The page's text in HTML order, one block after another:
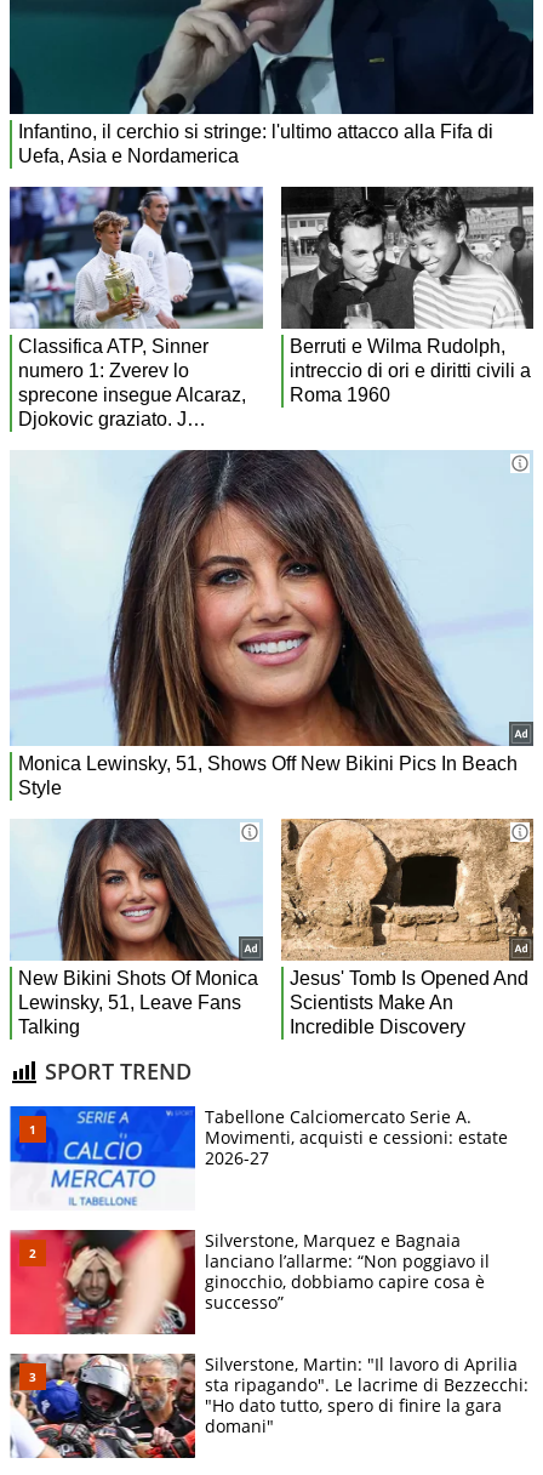
SPORT TREND
Tabellone Calciomercato Serie A.
Movimenti, acquisti e cessioni: estate
2026-27
Silverstone, Marquez e Bagnaia
lanciano l’allarme: “Non poggiavo il
ginocchio, dobbiamo capire cosa è
successo”
Silverstone, Martin: "Il lavoro di Aprilia
sta ripagando". Le lacrime di Bezzecchi:
"Ho dato tutto, spero di finire la gara
domani"